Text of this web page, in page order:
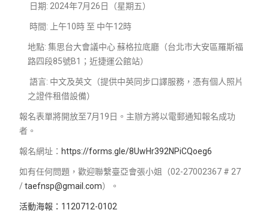
日期: 2024年7月26日（星期五）
時間: 上午10時 至 中午12時
地點: 集思台大會議中心 蘇格拉底廳（台北市大安區羅斯福
路四段85號B1；近捷運公館站）
語言: 中文及英文（提供中英同步口譯服務，憑有個人照片
之證件租借設備）
報名表單將開放至7月19日。主辦方將以電郵通知報名成功
者。
報名網址： https://forms.gle/8UwHr392NPiCQoeg6
如有任何問題，歡迎聯繫臺亞會張小姐（02-27002367 # 27
/taefnsp@gmail.com）。
活動海報：1120712-0102